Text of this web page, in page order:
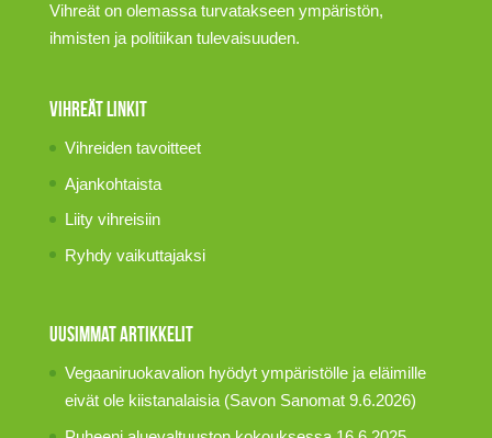
Vihreät on olemassa turvatakseen ympäristön,
ihmisten ja politiikan tulevaisuuden.
Vihreät linkit
Vihreiden tavoitteet
Ajankohtaista
Liity vihreisiin
Ryhdy vaikuttajaksi
Uusimmat artikkelit
Vegaaniruokavalion hyödyt ympäristölle ja eläimille
eivät ole kiistanalaisia (Savon Sanomat 9.6.2026)